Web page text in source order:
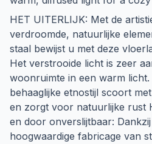
HET UITERLIJK: Met de
verdroomde, natuurlijke
staal bewijst u met deze
Het verstrooide licht is zeer
woonruimte in een warm licht.
behaaglijke etnostijl scoort
en zorgt voor natuurlijke rust
en door onverslijtbaar:
hoogwaardige fabricage van